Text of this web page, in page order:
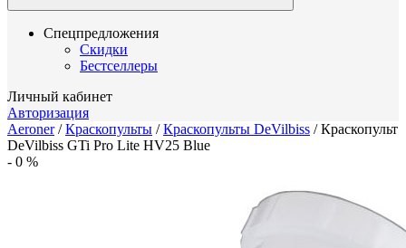
Спецпредложения
Скидки
Бестселлеры
Личный кабинет
Авторизация
Aeroner/Краскопульты /Краскопульты DeVilbiss /Краскопульт
DeVilbiss GTi Pro Lite HV25 Blue
- 0 %